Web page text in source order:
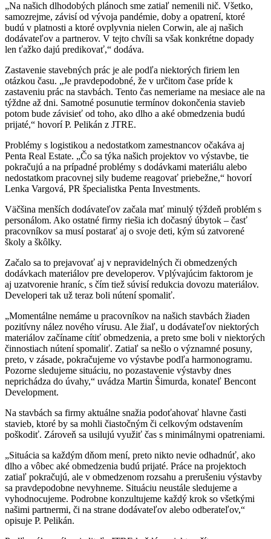
„Na našich dlhodobých plánoch sme zatiaľ nemenili nič. Všetko,
samozrejme, závisí od vývoja pandémie, doby a opatrení, ktoré
budú v platnosti a ktoré ovplyvnia nielen Corwin, ale aj našich
dodávateľov a partnerov. V tejto chvíli sa však konkrétne dopady
len ťažko dajú predikovať,“ dodáva.
Zastavenie stavebných prác je ale podľa niektorých firiem len
otázkou času. „Je pravdepodobné, že v určitom čase príde k
zastaveniu prác na stavbách. Tento čas nemeriame na mesiace ale na
týždne až dni. Samotné posunutie termínov dokončenia stavieb
potom bude závisieť od toho, ako dlho a aké obmedzenia budú
prijaté,“ hovorí P. Pelikán z JTRE.
Problémy s logistikou a nedostatkom zamestnancov očakáva aj
Penta Real Estate. „Čo sa týka našich projektov vo výstavbe, tie
pokračujú a na prípadné problémy s dodávkami materiálu alebo
nedostatkom pracovnej sily budeme reagovať priebežne,“ hovorí
Lenka Vargová, PR špecialistka Penta Investments.
Väčšina menších dodávateľov začala mať minulý týždeň problém s
personálom. Ako ostatné firmy riešia ich dočasný úbytok – časť
pracovníkov sa musí postarať aj o svoje deti, kým sú zatvorené
školy a škôlky.
Začalo sa to prejavovať aj v nepravidelných či obmedzených
dodávkach materiálov pre developerov. Vplývajúcim faktorom je
aj uzatvorenie hraníc, s čím tiež súvisí redukcia dovozu materiálov.
Developeri tak už teraz boli nútení spomaliť.
„Momentálne nemáme u pracovníkov na našich stavbách žiaden
pozitívny nález nového vírusu. Ale žiaľ, u dodávateľov niektorých
materiálov začíname cítiť obmedzenia, a preto sme boli v niektorých
činnostiach nútení spomaliť. Zatiaľ sa nešlo o významné posuny,
preto, v zásade, pokračujeme vo výstavbe podľa harmonogramu.
Pozorne sledujeme situáciu, no pozastavenie výstavby dnes
neprichádza do úvahy,“ uvádza Martin Šimurda, konateľ Bencont
Development.
Na stavbách sa firmy aktuálne snažia podoťahovať hlavne časti
stavieb, ktoré by sa mohli čiastočným či celkovým odstavením
poškodiť. Zároveň sa usilujú využiť čas s minimálnymi opatreniami.
„Situácia sa každým dňom mení, preto nikto nevie odhadnúť, ako
dlho a vôbec aké obmedzenia budú prijaté. Práce na projektoch
zatiaľ pokračujú, ale v obmedzenom rozsahu a prerušeniu výstavby
sa pravdepodobne nevyhneme. Situáciu neustále sledujeme a
vyhodnocujeme. Podrobne konzultujeme každý krok so všetkými
našimi partnermi, či na strane dodávateľov alebo odberateľov,“
opisuje P. Pelikán.